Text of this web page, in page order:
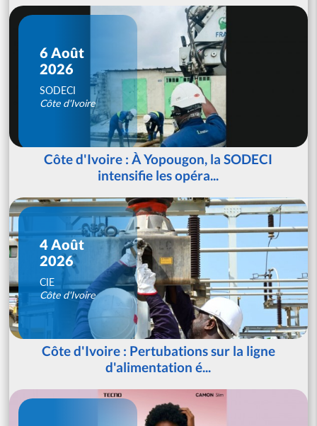
6 Août
2026
SODECI
Côte d'Ivoire
Côte d'Ivoire : À Yopougon, la SODECI
intensifie les opéra...
4 Août
2026
CIE
Côte d'Ivoire
Côte d'Ivoire : Pertubations sur la ligne
d'alimentation é...